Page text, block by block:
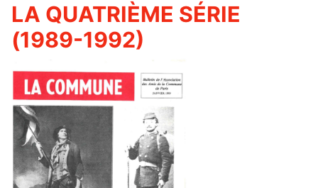
LA QUATRIÈME SÉRIE
(1989-1992)